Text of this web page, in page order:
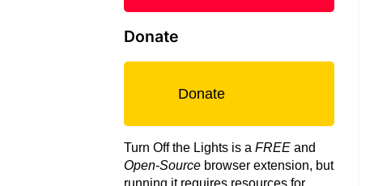
Donate
Donate
Turn Off the Lights is a FREE and
Open-Source browser extension, but
running it requires resources for